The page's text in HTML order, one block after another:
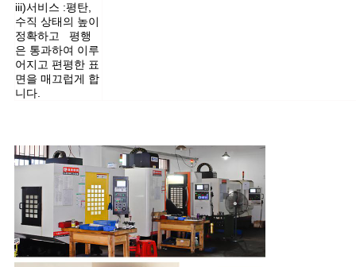
iii)서비스 :평탄,
수직 상태의 높이
정확하고 평행
은 통과하여 이루
어지고 편평한 표
면을 매끄럽게 합
니다.